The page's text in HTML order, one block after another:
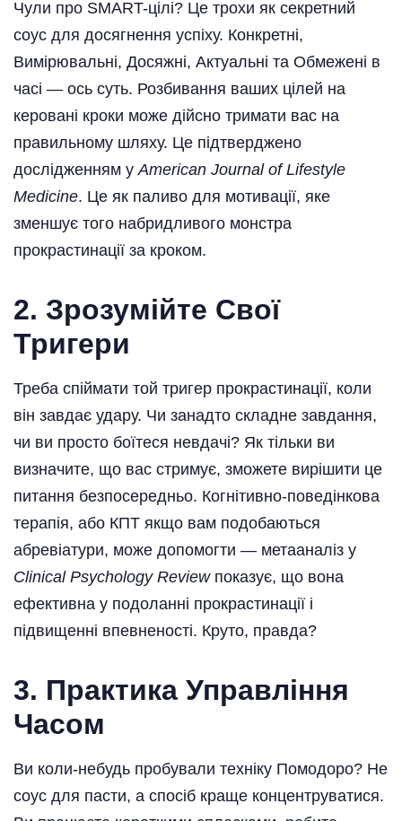
Чули про SMART-цілі? Це трохи як секретний
соус для досягнення успіху. Конкретні,
Вимірювальні, Досяжні, Актуальні та Обмежені в
часі — ось суть. Розбивання ваших цілей на
керовані кроки може дійсно тримати вас на
правильному шляху. Це підтверджено
дослідженням у American Journal of Lifestyle
Medicine. Це як паливо для мотивації, яке
зменшує того набридливого монстра
прокрастинації за кроком.
2. Зрозумійте Свої
Тригери
Треба спіймати той тригер прокрастинації, коли
він завдає удару. Чи занадто складне завдання,
чи ви просто боїтеся невдачі? Як тільки ви
визначите, що вас стримує, зможете вирішити це
питання безпосередньо. Когнітивно-поведінкова
терапія, або КПТ якщо вам подобаються
абревіатури, може допомогти — метааналіз у
Clinical Psychology Reviewпоказує, що вона
ефективна у подоланні прокрастинації і
підвищенні впевненості. Круто, правда?
3. Практика Управління
Часом
Ви коли-небудь пробували техніку Помодоро? Не
соус для пасти, а спосіб краще концентруватися.